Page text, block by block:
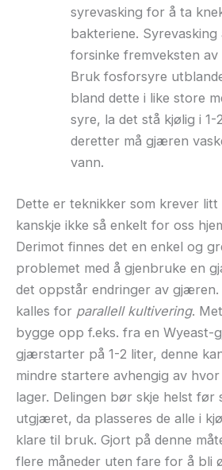
syrevasking for å ta
bakteriene.
forsinke fremveksten
Bruk fosforsyre
bland dette i like store
syre, la det stå kjølig i 1-
deretter må gjæren
vann.
Dette er teknikker som krever litt
kanskje ikke så enkelt for oss
Derimot finnes det en enkel og
problemet med å gjenbruke en
det oppstår endringer av gjæren.
kalles for parallell kultivering.
bygge opp f.eks. fra en
gjærstarter på 1-2 liter, denne
mindre startere avhengig av
lager. Delingen bør skje helst før
utgjæret, da plasseres de alle i
klare til bruk. Gjort på denne
flere måneder uten fare for å bli